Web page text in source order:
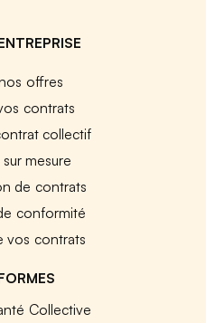
offres
contrats
collectif
mesure
de contrats
conformité
vos contrats
Collective